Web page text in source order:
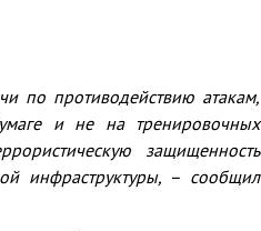
по противодействию атакам,
и не на тренировочных
защищенность
инфраструктуры, – сообщил